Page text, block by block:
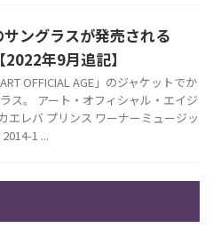
ングラスが発売される
年9月追記】
OFFICIAL AGE」のジャケットでか
ス。 アート・オフィシャル・エイジ
エレバ プリンス ワーナーミュージッ
1 ...